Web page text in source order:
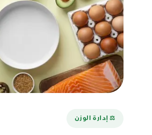
⚖️ إدارة الوزن